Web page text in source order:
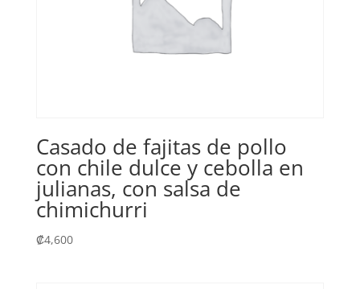
Casado de fajitas de pollo
con chile dulce y cebolla en
julianas, con salsa de
chimichurri
₡4,600